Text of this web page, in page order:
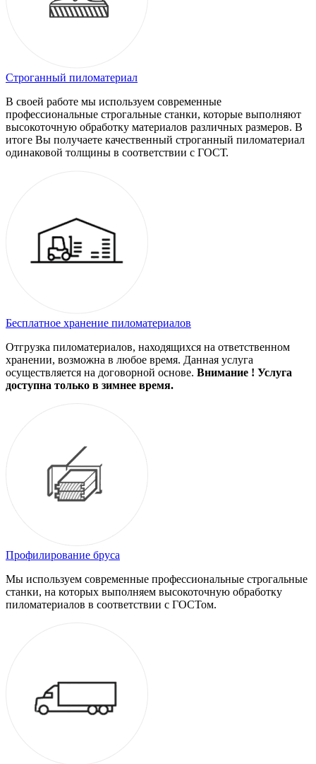
Строганный пиломатериал
В своей работе мы используем современные
профессиональные строгальные станки, которые выполняют
высокоточную обработку материалов различных размеров. В
итоге Вы получаете качественный строганный пиломатериал
одинаковой толщины в соответствии с ГОСТ.
Бесплатное хранение пиломатериалов
Отгрузка пиломатериалов, находящихся на ответственном
хранении, возможна в любое время. Данная услуга
осуществляется на договорной основе. Внимание ! Услуга
доступна только в зимнее время.
Профилирование бруса
Мы используем современные профессиональные строгальные
станки, на которых выполняем высокоточную обработку
пиломатериалов в соответствии с ГОСТом.